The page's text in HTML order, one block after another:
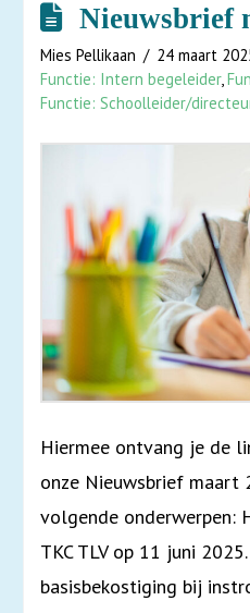
Nieuwsbrief
Mies Pellikaan
24 maart
Functie: Intern begeleider,
Functie: Schoolleider/
Hiermee ontvang je de
onze Nieuwsbrief maart
volgende onderwerpen:
TKC TLV op 11 juni
basisbekostiging bij